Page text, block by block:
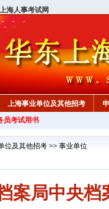
上海人事考试网
上海事业单位及其他招考
员考试用书
位及其他招考 >> 事业单位
案局中央